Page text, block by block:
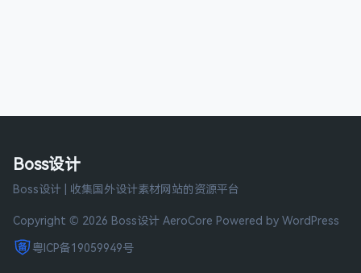
Boss设计
Boss设计 | 收集国外设计素材网站的资源平台
Copyright © 2026 Boss设计 AeroCore Powered by WordPress
粤ICP备19059949号